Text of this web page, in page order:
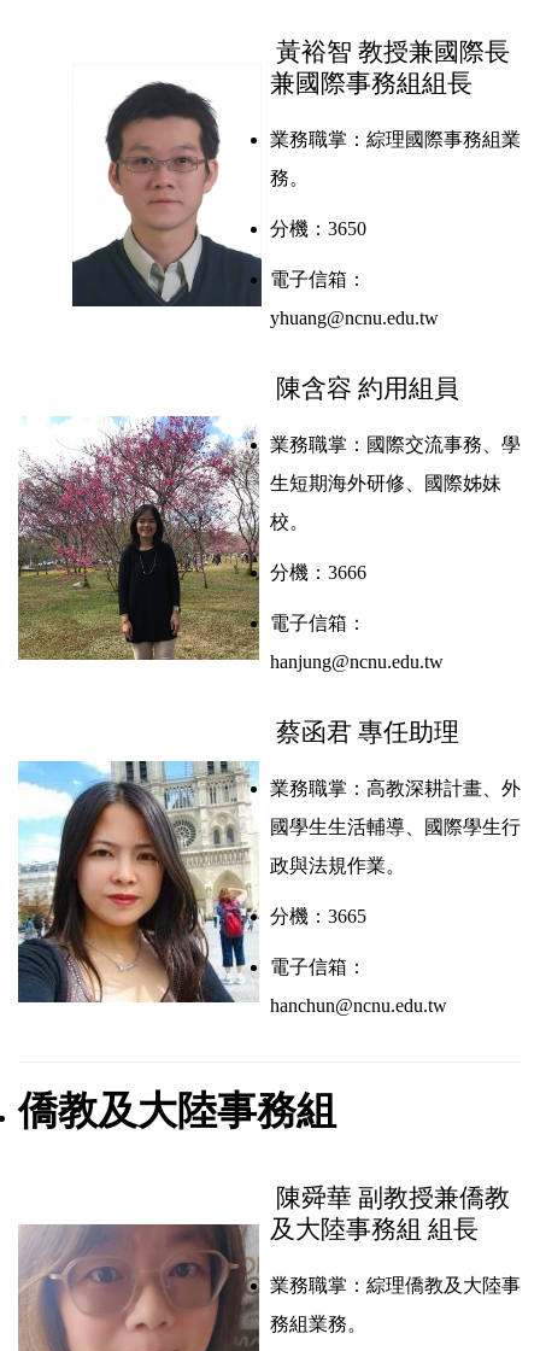
黃裕智 教授兼國際長
兼國際事務組組長
業務職掌： 綜理國際事務組業
務。
分機：3650
電子信箱：
yhuang@ncnu.edu.tw
陳含容 約用組員
業務職掌：國際交流事務、學
生短期海外研修、國際姊妹
校。
分機：3666
電子信箱：
hanjung@ncnu.edu.tw
蔡函君 專任助理
業務職掌： 高教深耕計畫、外
國學生生活輔導、國際學生行
政與法規作業。
分機：3665
電子信箱：
hanchun@ncnu.edu.tw
僑教及大陸事務組
陳舜華 副教授兼僑教
及大陸事務組 組長
業務職掌： 綜理僑教及大陸事
務組業務。